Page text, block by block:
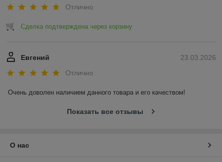
Отлично
Сделка подтверждена через корзину
23.03.2026
Евгений
Отлично
Очень доволен наличием данного товара и его качеством!
Показать все отзывы
О нас